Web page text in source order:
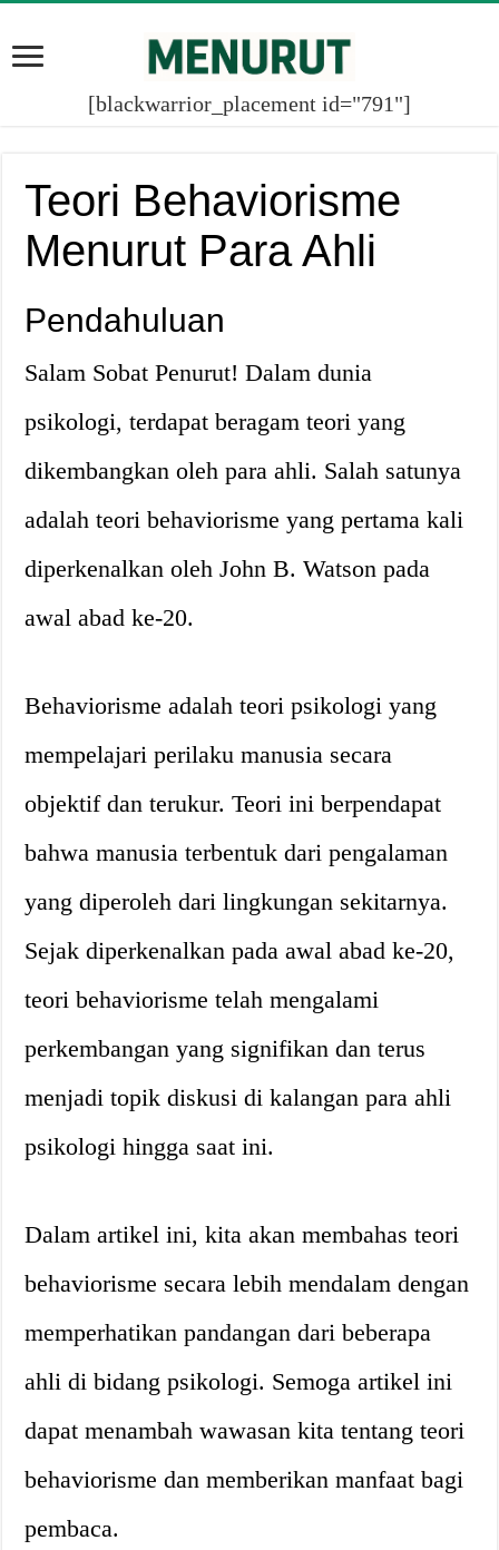
[blackwarrior_placement id="791"]
Teori Behaviorisme
Menurut Para Ahli
Pendahuluan
Salam Sobat Penurut! Dalam dunia
psikologi, terdapat beragam teori yang
dikembangkan oleh para ahli. Salah satunya
adalah teori behaviorisme yang pertama kali
diperkenalkan oleh John B. Watson pada
awal abad ke-20.
Behaviorisme adalah teori psikologi yang
mempelajari perilaku manusia secara
objektif dan terukur. Teori ini berpendapat
bahwa manusia terbentuk dari pengalaman
yang diperoleh dari lingkungan sekitarnya.
Sejak diperkenalkan pada awal abad ke-20,
teori behaviorisme telah mengalami
perkembangan yang signifikan dan terus
menjadi topik diskusi di kalangan para ahli
psikologi hingga saat ini.
Dalam artikel ini, kita akan membahas teori
behaviorisme secara lebih mendalam dengan
memperhatikan pandangan dari beberapa
ahli di bidang psikologi. Semoga artikel ini
dapat menambah wawasan kita tentang teori
behaviorisme dan memberikan manfaat bagi
pembaca.